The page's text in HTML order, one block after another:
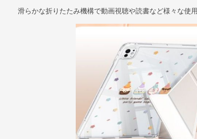
滑らかな折りたたみ機構で動画視聴や読書など様々な使